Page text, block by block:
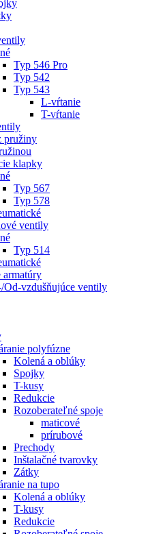
Typ 546 Pro
Typ 542
Typ 543
L-vŕtanie
T-vŕtanie
pružiny
klapky
Typ 567
Typ 578
ventily
Typ 514
armatúry
Od-vzdušňujúce ventily
polyfúzne
Kolená a oblúky
Spojky
T-kusy
Redukcie
Rozoberateľné spoje
maticové
prírubové
Prechody
Inštalačné tvarovky
Zátky
na tupo
Kolená a oblúky
T-kusy
Redukcie